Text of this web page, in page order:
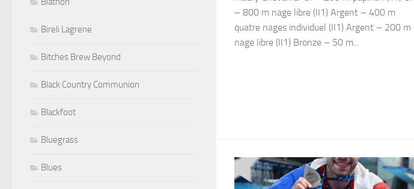
– 800 m nage libre (II1) Argent – ​​400 m
quatre nages individuel (II1) Argent – ​​200 m
nage libre (II1) Bronze – 50 m...
Bireli Lagrene
Bitches Brew Beyond
Black Country Communion
Blackfoot
Bluegrass
Blues